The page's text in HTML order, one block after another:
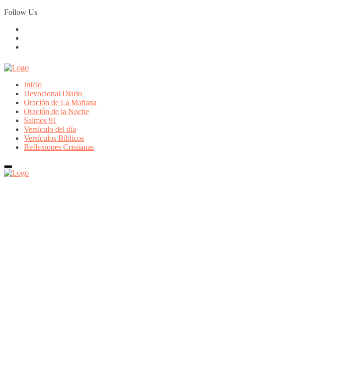
Skip
to
Follow Us
Inicio
Devocional Diario
Oración de La Mañana
Oración de la Noche
Salmos 91
Versículo del día
Versículos Bíblicos
Reflexiones Cristianas